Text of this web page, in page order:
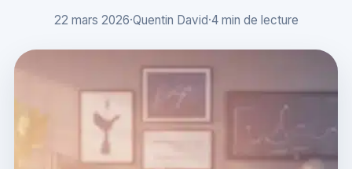
22 mars 2026·Quentin David·4 min de lecture